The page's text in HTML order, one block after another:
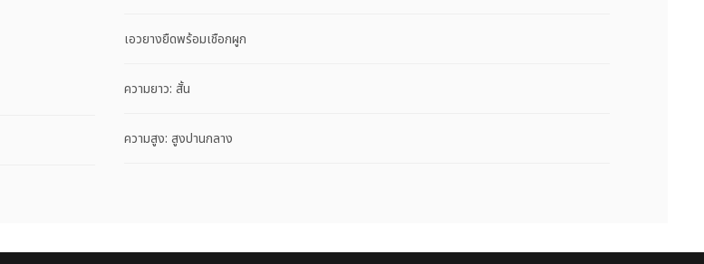
เอวยางยืดพร้อมเชือกผูก
ความยาว: สั้น
ความสูง: สูงปานกลาง